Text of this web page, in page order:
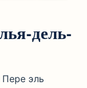
дель-
Пере эль